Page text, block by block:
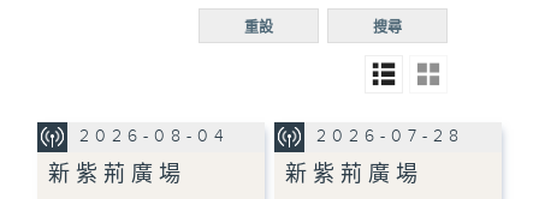
R5
普通
搜尋
重設
2026-08-04
新紫荊廣場
2026-07-28
新紫荊廣場